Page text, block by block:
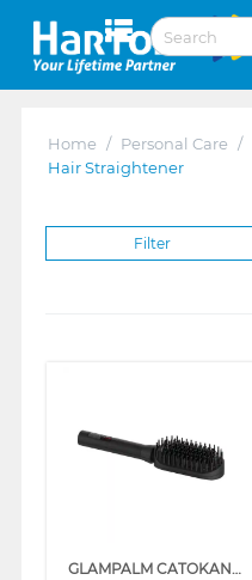
Home / Personal Care /
Hair Straightener
Filter
GLAMPALM CATOKAN RAMBUT HAIR STRAIGHTENER GP621AG